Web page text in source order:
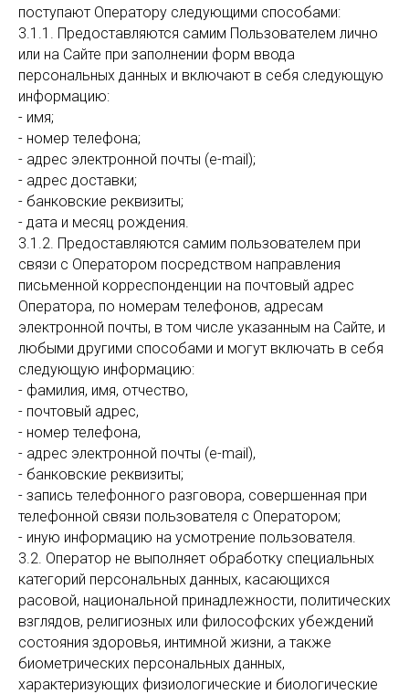
поступают Оператору следующими способами:
3.1.1. Предоставляются самим Пользователем лично
или на Сайте при заполнении форм ввода
персональных данных и включают в себя следующую
информацию:
- имя;
- номер телефона;
- адрес электронной почты (e-mail);
- адрес доставки;
- банковские реквизиты;
- дата и месяц рождения.
3.1.2. Предоставляются самим пользователем при
связи с Оператором посредством направления
письменной корреспонденции на почтовый адрес
Оператора, по номерам телефонов, адресам
электронной почты, в том числе указанным на Сайте, и
любыми другими способами и могут включать в себя
следующую информацию:
- фамилия, имя, отчество,
- почтовый адрес,
- номер телефона,
- адрес электронной почты (e-mail),
- банковские реквизиты;
- запись телефонного разговора, совершенная при
телефонной связи пользователя с Оператором;
- иную информацию на усмотрение пользователя.
3.2. Оператор не выполняет обработку специальных
категорий персональных данных, касающихся
расовой, национальной принадлежности, политических
взглядов, религиозных или философских убеждений
состояния здоровья, интимной жизни, а также
биометрических персональных данных,
характеризующих физиологические и биологические